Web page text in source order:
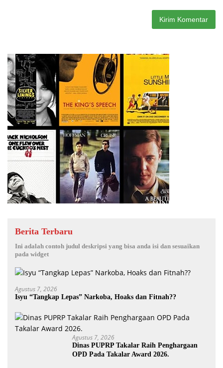
Berita Terbaru
Ini adalah contoh judul deskripsi yang bisa anda isi dan sesuaikan
pada widget
Agustus 7, 2026
Isyu “Tangkap Lepas” Narkoba, Hoaks dan Fitnah??
Agustus 7, 2026
Dinas PUPRP Takalar Raih Penghargaan
OPD Pada Takalar Award 2026.